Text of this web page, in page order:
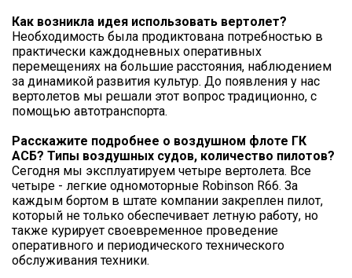
Как возникла идея использовать вертолет?
Необходимость была продиктована потребностью в
практически каждодневных оперативных
перемещениях на большие расстояния, наблюдением
за динамикой развития культур. До появления у нас
вертолетов мы решали этот вопрос традиционно, с
помощью автотранспорта.
Расскажите подробнее о воздушном флоте ГК
АСБ? Типы воздушных судов, количество пилотов?
Сегодня мы эксплуатируем четыре вертолета. Все
четыре - легкие одномоторные Robinson R66. За
каждым бортом в штате компании закреплен пилот,
который не только обеспечивает летную работу, но
также курирует своевременное проведение
оперативного и периодического технического
обслуживания техники.